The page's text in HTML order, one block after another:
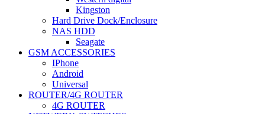
Kingston
Hard Drive Dock/Enclosure
NAS HDD
Seagate
GSM ACCESSORIES
IPhone
Android
Universal
ROUTER/4G ROUTER
4G ROUTER